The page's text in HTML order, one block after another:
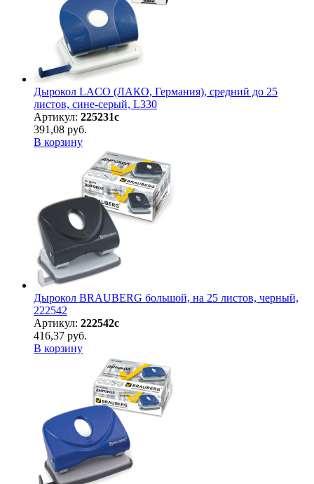
Дырокол LACO (ЛАКО, Германия), средний до 25
листов, сине-серый, L330
Артикул: 225231с
391,08 руб.
В корзину
Дырокол BRAUBERG большой, на 25 листов, черный,
222542
Артикул: 222542с
416,37 руб.
В корзину